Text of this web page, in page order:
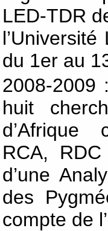
LED-TDR
du 1er au
2008-2009
huit
d’Afrique
RCA,
d’une
des
compte de